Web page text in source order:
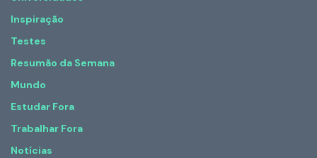
Inspiração
Testes
Resumão da Semana
Mundo
Estudar Fora
Trabalhar Fora
Notícias